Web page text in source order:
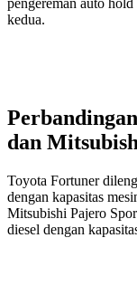
pengereman auto
kedua.
dan
Toyota Fortuner
dengan kapasitas
Mitsubishi Pajero
diesel dengan